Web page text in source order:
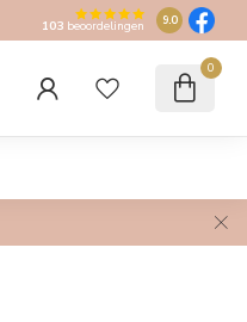
103 beoordelingen 9.0
0